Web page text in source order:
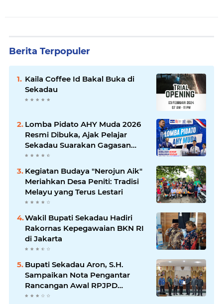
Berita Terpopuler
Kaila Coffee Id Bakal Buka di
Sekadau
Lomba Pidato AHY Muda 2026
Resmi Dibuka, Ajak Pelajar
Sekadau Suarakan Gagasan
untuk Masa Depan Bangsa
Kegiatan Budaya "Nerojun Aik"
Meriahkan Desa Peniti: Tradisi
Melayu yang Terus Lestari
Wakil Bupati Sekadau Hadiri
Rakornas Kepegawaian BKN RI
di Jakarta
Bupati Sekadau Aron, S.H.
Sampaikan Nota Pengantar
Rancangan Awal RPJPD
Kabupaten Sekadau 2025-2045